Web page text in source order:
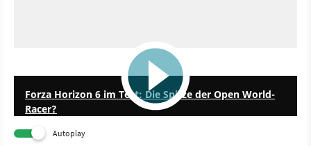
Forza Horizon 6 im Test: Die Spitze der Open World-
Racer?
Autoplay